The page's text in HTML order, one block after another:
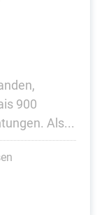
900
Als...